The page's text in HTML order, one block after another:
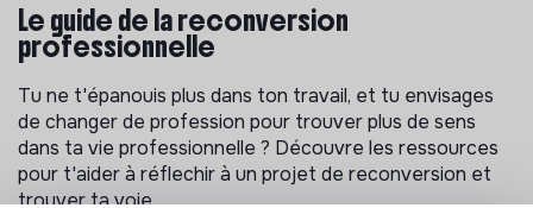
Le guide de la reconversion
professionnelle
Tu ne t'épanouis plus dans ton travail, et tu envisages
de changer de profession pour trouver plus de sens
dans ta vie professionnelle ? Découvre les ressources
pour t'aider à réflechir à un projet de reconversion et
trouver ta voie.